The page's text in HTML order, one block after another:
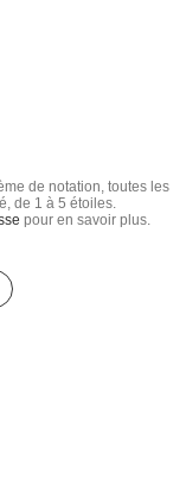
de notation, toutes les
de 1 à 5 étoiles.
pour en savoir plus.